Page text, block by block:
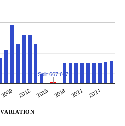
2009 2012 2015 2018 2021 2024
Split 667:647
VARIATION